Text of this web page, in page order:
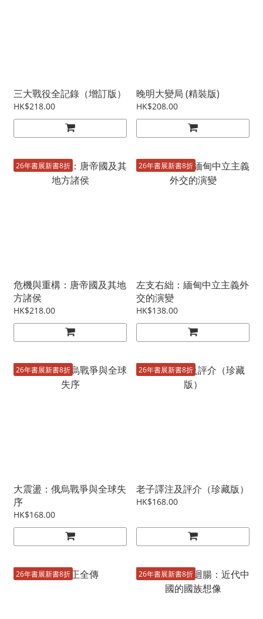
三大戰役全記錄（增訂版）
HK$218.00
晚明大變局 (精裝版)
HK$208.00
26年書展新書8折
危機與重構：唐帝國及其地
方諸侯
HK$218.00
26年書展新書8折
左支右絀：緬甸中立主義外
交的演變
HK$138.00
26年書展新書8折
大震盪：俄烏戰爭與全球失
序
HK$168.00
26年書展新書8折
老子譯注及評介（珍藏版）
HK$168.00
26年書展新書8折 26年書展新書8折